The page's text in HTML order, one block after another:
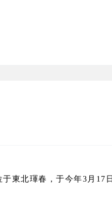
東北琿春，于今年3月